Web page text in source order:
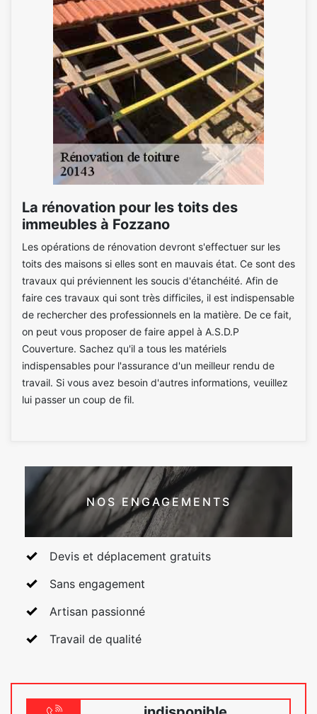
La rénovation pour les toits des
immeubles à Fozzano
Les opérations de rénovation devront s'effectuer sur les
toits des maisons si elles sont en mauvais état. Ce sont des
travaux qui préviennent les soucis d'étanchéité. Afin de
faire ces travaux qui sont très difficiles, il est indispensable
de rechercher des professionnels en la matière. De ce fait,
on peut vous proposer de faire appel à A.S.D.P
Couverture. Sachez qu'il a tous les matériels
indispensables pour l'assurance d'un meilleur rendu de
travail. Si vous avez besoin d'autres informations, veuillez
lui passer un coup de fil.
NOS ENGAGEMENTS
Devis et déplacement gratuits
Sans engagement
Artisan passionné
Travail de qualité